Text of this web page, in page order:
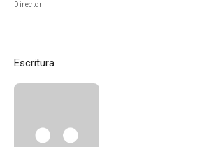
Director
Escritura